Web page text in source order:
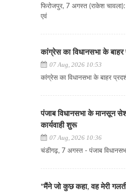
फिरोजपुर, 7 अगस्त (राकेश
एवं
कांग्रेस का विधानसभा के बाहर
07 Aug, 2026 10:53
कांग्रेस का विधानसभा के बाहर
पंजाब विधानसभा के मानसून
कार्यवाही शुरू
07 Aug, 2026 10:36
चंडीगढ़, 7 अगस्त - पंजाब
"मैंने जो कुछ कहा, वह मेरी